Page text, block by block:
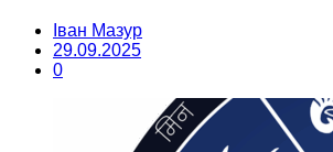
Іван Мазур
29.09.2025
0